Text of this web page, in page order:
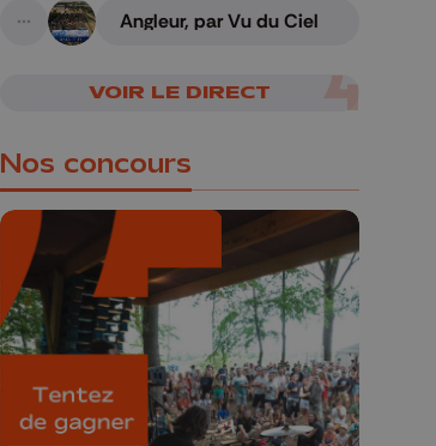
A suivre
Angleur, par Vu du Ciel
VOIR LE DIRECT
Nos concours
🎁 Gagnez 5x2
places pour le
Bucolique Ferrières
Festival 🌿🎶